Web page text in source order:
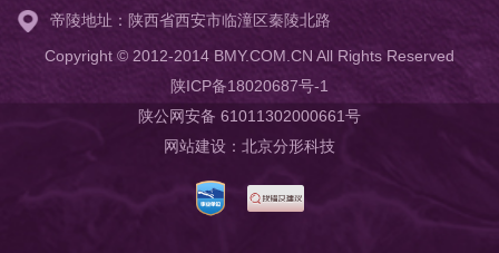
帝陵地址：陕西省西安市临潼区秦陵北路
Copyright © 2012-2014 BMY.COM.CN All Rights Reserved
陕ICP备18020687号-1
陕公网安备 61011302000661号
网站建设 ： 北京分形科技